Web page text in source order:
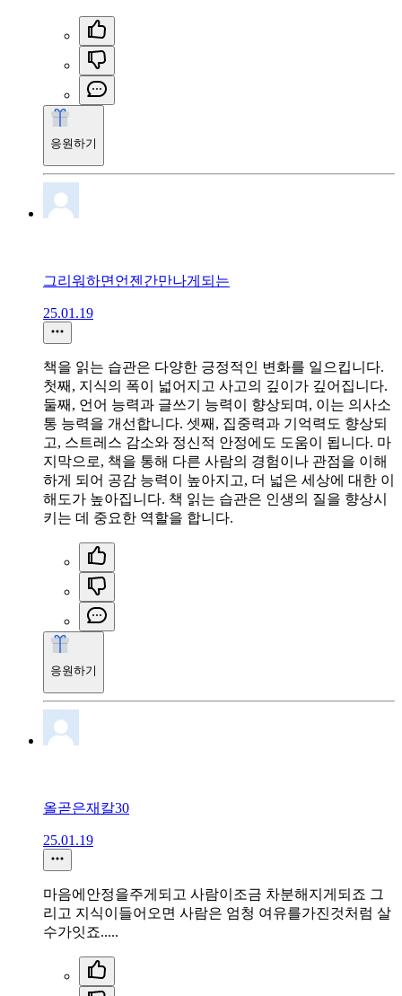
응원하기
그리워하면언젠간만나게되는
25.01.19
책을 읽는 습관은 다양한 긍정적인 변화를 일으킵니다.
첫째, 지식의 폭이 넓어지고 사고의 깊이가 깊어집니다.
둘째, 언어 능력과 글쓰기 능력이 향상되며, 이는 의사소
통 능력을 개선합니다. 셋째, 집중력과 기억력도 향상되
고, 스트레스 감소와 정신적 안정에도 도움이 됩니다. 마
지막으로, 책을 통해 다른 사람의 경험이나 관점을 이해
하게 되어 공감 능력이 높아지고, 더 넓은 세상에 대한 이
해도가 높아집니다. 책 읽는 습관은 인생의 질을 향상시
키는 데 중요한 역할을 합니다.
응원하기
올곧은재칼30
25.01.19
마음에안정을주게되고 사람이조금 차분해지게되죠 그
리고 지식이들어오면 사람은 엄청 여유를가진것처럼 살
수가잇죠.....